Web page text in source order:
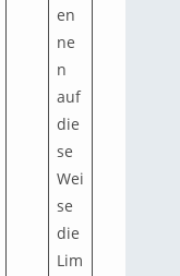
en
ne
n
auf
die
se
Wei
se
die
Lim